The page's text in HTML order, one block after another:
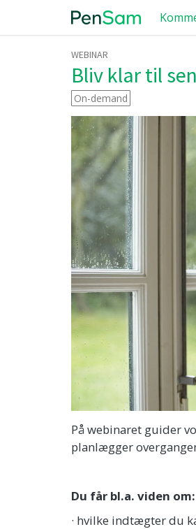
WEBINAR
Bliv klar til
On-demand
På webinaret guider
planlægger
Du får bl.a. viden om:
· hvilke indtægter du